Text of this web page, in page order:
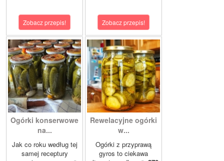
Zobacz przepis! Zobacz przepis!
Ogórki konserwowe
na...
Jak co roku według tej
samej receptury
Rewelacyjne ogórki
w...
Ogórki z przyprawą
gyros to ciekawa